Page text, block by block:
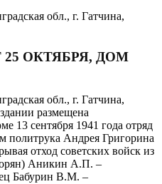
обл., г. Гатчина,
ОКТЯБРЯ, ДОМ
обл., г. Гатчина,
размещена
13 сентября 1941 года отряд
политрука Андрея Григорина
отход советских войск из
Аникин А.П. –
Бабурин В.М. –